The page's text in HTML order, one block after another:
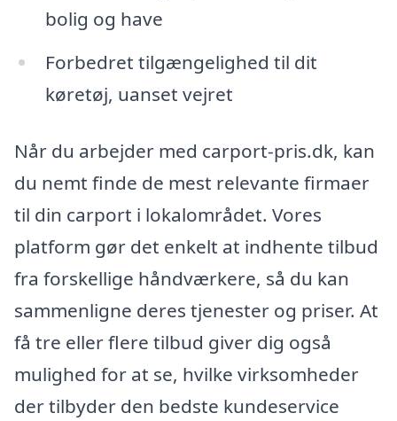
bolig og have
Forbedret tilgængelighed til dit
køretøj, uanset vejret
Når du arbejder med carport-pris.dk, kan
du nemt finde de mest relevante firmaer
til din carport i lokalområdet. Vores
platform gør det enkelt at indhente tilbud
fra forskellige håndværkere, så du kan
sammenligne deres tjenester og priser. At
få tre eller flere tilbud giver dig også
mulighed for at se, hvilke virksomheder
der tilbyder den bedste kundeservice